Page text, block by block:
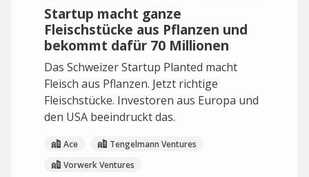
Startup macht ganze
Fleischstücke aus Pflanzen und
bekommt dafür 70 Millionen
Das Schweizer Startup Planted macht
Fleisch aus Pflanzen. Jetzt richtige
Fleischstücke. Investoren aus Europa und
den USA beeindruckt das.
Ace
Tengelmann Ventures
Vorwerk Ventures